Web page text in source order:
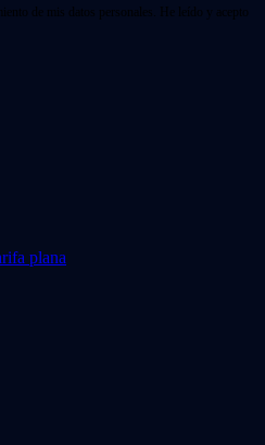
de mis datos personales. He leído y acepto
plana